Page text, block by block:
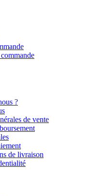
?
de vente
de livraison